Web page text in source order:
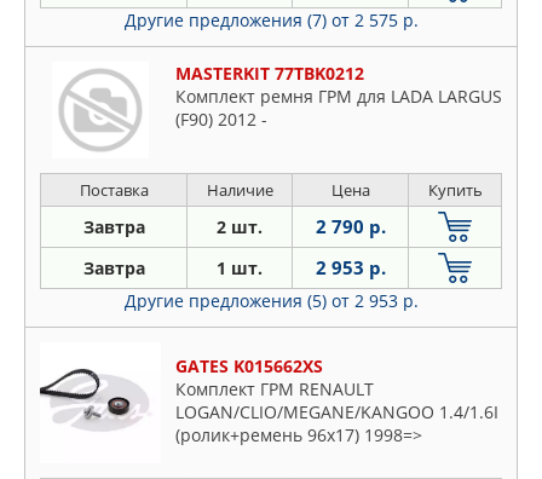
Другие предложения (7) от 2 575 р.
MASTERKIT 77TBK0212
Комплект ремня ГРМ для LADA LARGUS
(F90) 2012 -
Поставка Наличие Цена Купить
Завтра 2 шт. 2 790 р.
Завтра 1 шт. 2 953 р.
Другие предложения (5) от 2 953 р.
GATES K015662XS
Комплект ГРМ RENAULT
LOGAN/CLIO/MEGANE/KANGOO 1.4/1.6I
(ролик+ремень 96x17) 1998=>